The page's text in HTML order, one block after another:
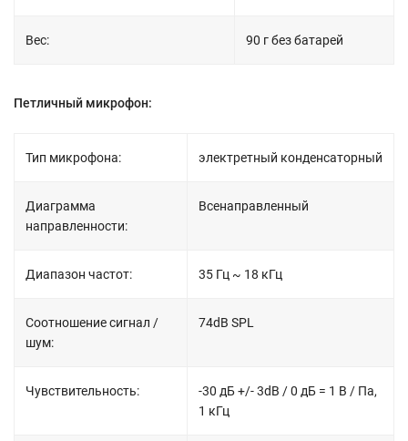
Вес: 90 г без батарей
Петличный микрофон:
Тип микрофона: электретный конденсаторный
Диаграмма
направленности:
Всенаправленный
Диапазон частот: 35 Гц ~ 18 кГц
Соотношение сигнал /
шум:
74dB SPL
Чувствительность:
-30 дБ +/- 3dB / 0 дБ = 1 В / Па,
1 кГц